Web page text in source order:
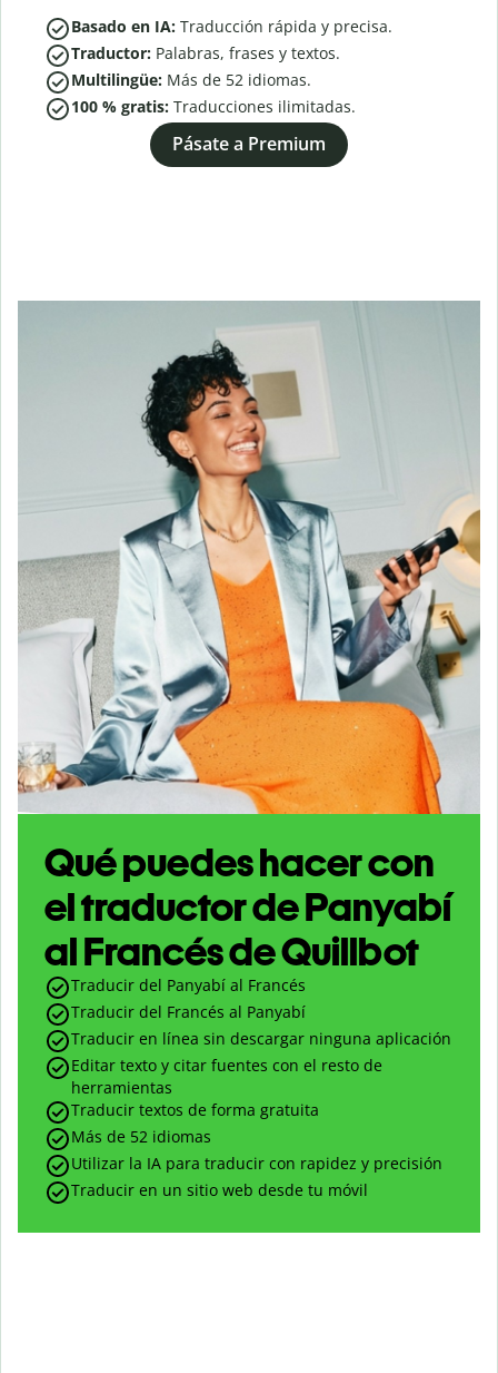
Basado en IA: Traducción rápida y precisa.
Traductor: Palabras, frases y textos.
Multilingüe: Más de 52 idiomas.
100 % gratis: Traducciones ilimitadas.
Pásate a Premium
Qué puedes hacer con
el traductor de Panyabí
al Francés de Quillbot
Traducir del Panyabí al Francés
Traducir del Francés al Panyabí
Traducir en línea sin descargar ninguna aplicación
Editar texto y citar fuentes con el resto de
herramientas
Traducir textos de forma gratuita
Más de 52 idiomas
Utilizar la IA para traducir con rapidez y precisión
Traducir en un sitio web desde tu móvil